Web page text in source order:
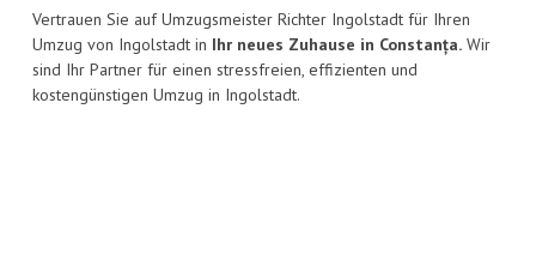
Vertrauen Sie auf Umzugsmeister Richter Ingolstadt für Ihren
Umzug von Ingolstadt in Ihr neues Zuhause in Constanța. Wir
sind Ihr Partner für einen stressfreien, effizienten und
kostengünstigen Umzug in Ingolstadt.